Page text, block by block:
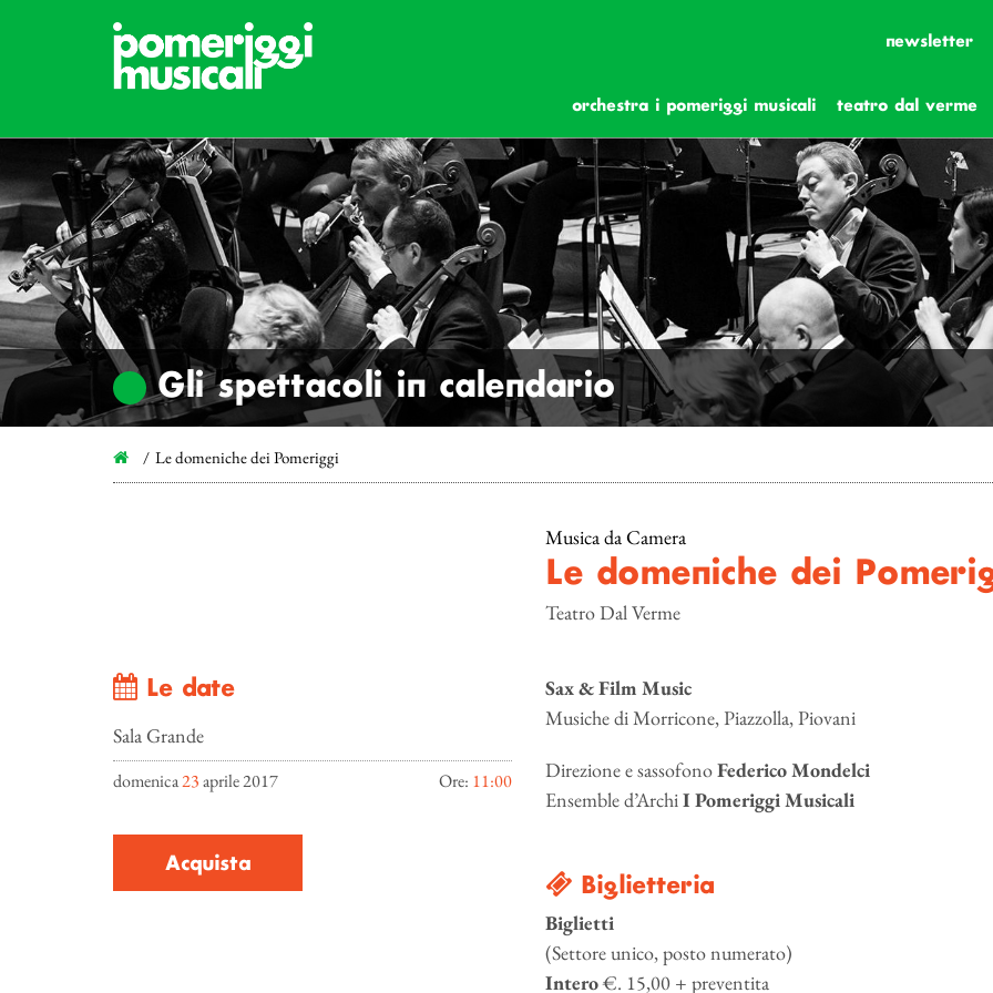
newsletter
orchestra i pomeriggi musicali teatro dal verme
Gli spettacoli in calendario
Le domeniche dei Pomeriggi
Le date
Sala Grande
domenica23aprile 2017 Ore: 11:00
Acquista
Musica da Camera
Le domeniche dei
Teatro Dal Verme
Sax & Film Music
Musiche di Morricone, Piazzolla, Piovani
Direzione e sassofonoFederico Mondelci
Ensemble d’ArchiI Pomeriggi Musicali
Biglietteria
Biglietti
(Settore unico, posto numerato)
Intero€. 15,00 + preventita